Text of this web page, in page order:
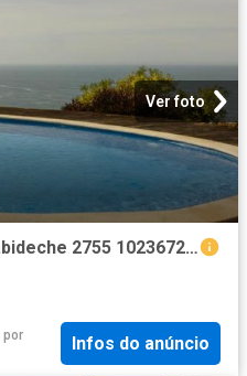
Ver foto
4 quarto, Alcabideche Alcabideche 2755 102367247
por
Infos do anúncio